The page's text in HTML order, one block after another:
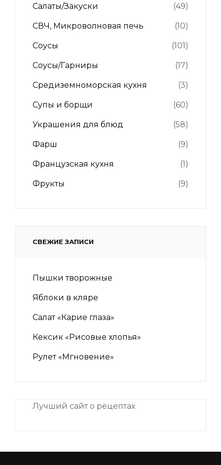
Салаты/Закуски (49)
СВЧ, Микроволновая печь (10)
Соусы (101)
Соусы/Гарниры (17)
Средиземноморская кухня (3)
Супы и борщи (60)
Украшения для блюд (58)
Фарш (9)
Французская кухня (1)
Фрукты (9)
СВЕЖИЕ ЗАПИСИ
Пышки творожные
Яблоки в кляре
Салат «Карие глаза»
Кексик «Рисовые хлопья»
Рулет «Мгновение»
Лучший сайт о рецептах